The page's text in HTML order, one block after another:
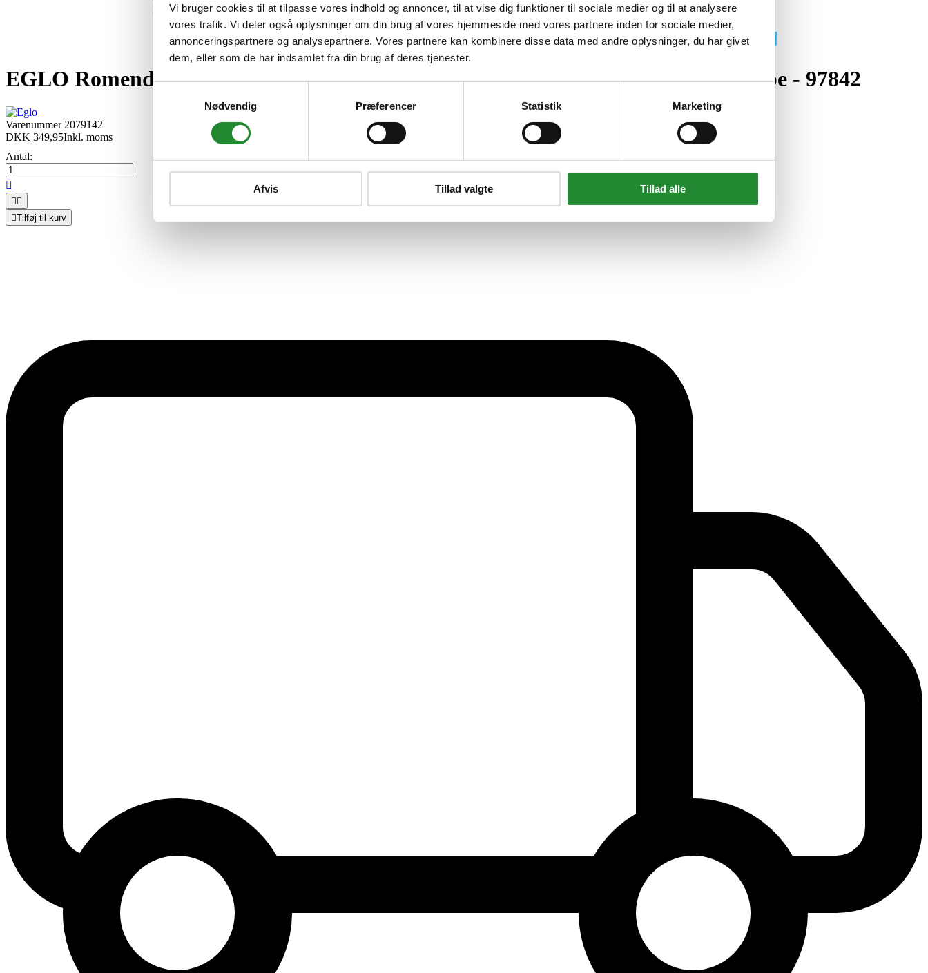
Vi bruger cookies til at tilpasse vores indhold og annoncer, til at vise dig funktioner til sociale medier og til at analysere
vores trafik. Vi deler også oplysninger om din brug af vores hjemmeside med vores partnere inden for sociale medier,
annonceringspartnere og analysepartnere. Vores partnere kan kombinere disse data med andre oplysninger, du har givet
dem, eller som de har indsamlet fra din brug af deres tjenester.
Samtykkevalg
Nødvendig
Præferencer Statistik Marketing
Afvis Tillad valgte Tillad alle
EGLO Romendo Bad Spejl Sticker 4,5w 480lm 3000k Ip44 Krom - Spejl/badlampe - 97842
Varenummer 2079142
DKK 349,95Inkl. moms
Antal:

 
Tilføj til kurv